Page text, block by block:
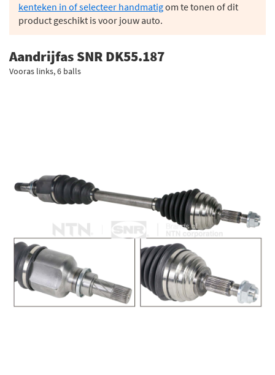
kenteken in of selecteer handmatigom te tonen of dit
product geschikt is voor jouw auto.
Aandrijfas SNR DK55.187
Vooras links, 6 balls